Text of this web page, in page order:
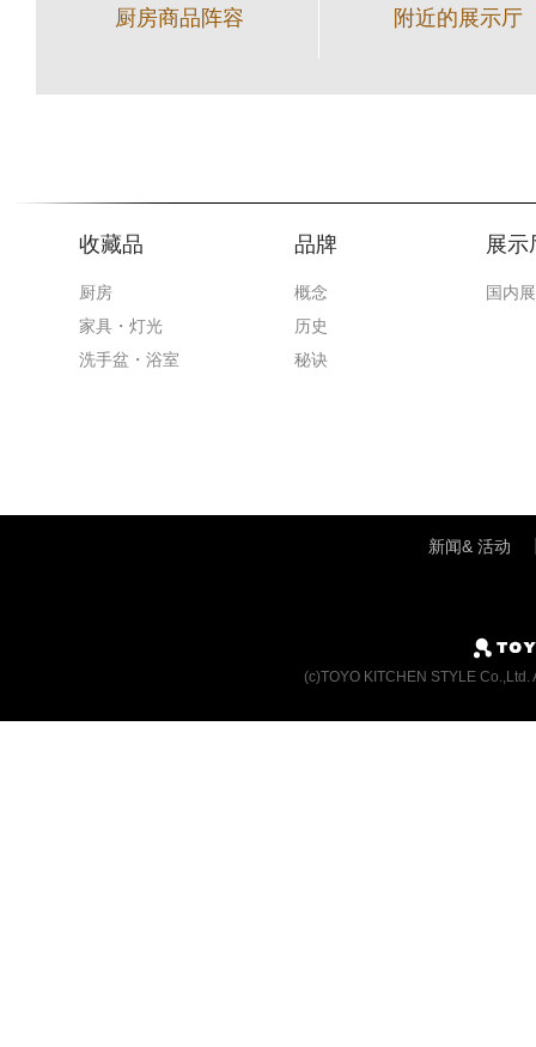
厨房商品阵容 附近的展示厅
收藏品
厨房
家具・灯光
洗手盆・浴室
品牌
概念
历史
秘诀
展示
国内
新闻& 活动
(c)TOYO KITCHEN STYLE